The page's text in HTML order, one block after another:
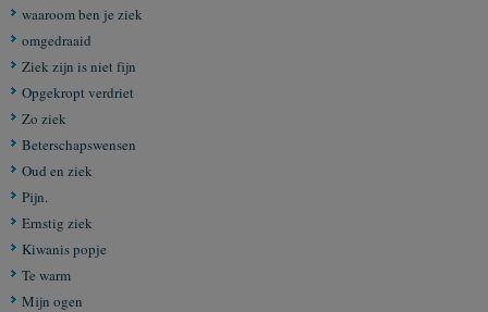
waaroom ben je ziek
omgedraaid
Ziek zijn is niet fijn
Opgekropt verdriet
Zo ziek
Beterschapswensen
Oud en ziek
Pijn.
Ernstig ziek
Kiwanis popje
Te warm
Mijn ogen